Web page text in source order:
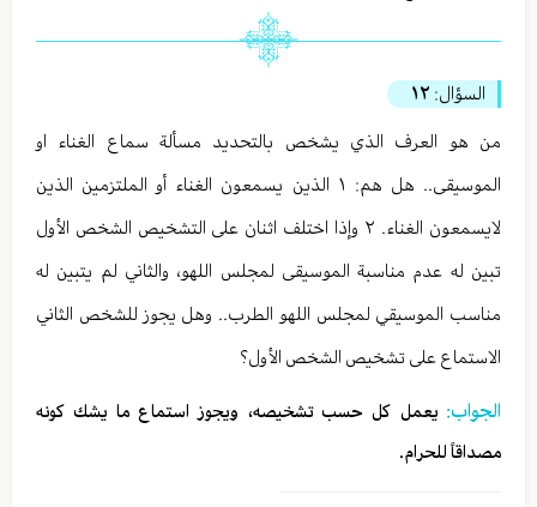
السؤال: ١٢
من هو العرف الذي يشخص بالتحديد مسألة سماع الغناء او
الموسيقى.. هل هم: ١ الذين يسمعون الغناء أو الملتزمين الذين
لايسمعون الغناء. ٢ وإذا اختلف اثنان على التشخيص الشخص الأول
تبين له عدم مناسبة الموسيقى لمجلس اللهو، والثاني لم يتبين له
مناسب الموسيقي لمجلس اللهو الطرب.. وهل يجوز للشخص الثاني
الاستماع على تشخيص الشخص الأول؟
الجواب:يعمل كل حسب تشخيصه، ويجوز استماع ما يشك كونه
مصداقاً للحرام.